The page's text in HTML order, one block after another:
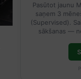
Pasūtot jaunu
saņem 3
(Supervised).
sākšanas —